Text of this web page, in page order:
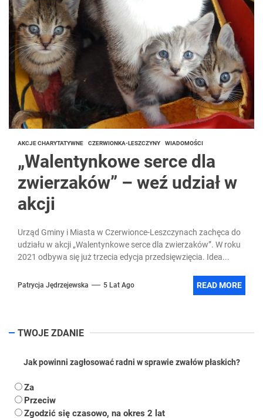
AKCJE CHARYTATYWNE CZERWIONKA-LESZCZYNY WIADOMOŚCI
„Walentynkowe serce dla
zwierzaków” – weź udział w
akcji
Urząd Gminy i Miasta w Czerwionce-Leszczynach zachęca do
udziału w akcji „Walentynkowe serce dla zwierzaków”. W roku
2021 odbywa się już trzecia edycja przedsięwzięcia. Idea...
Patrycja Jędrzejewska 5 Lat Ago READ MORE
TWOJE ZDANIE
Jak powinni zagłosować radni w sprawie zwałów płaskich?
Za
Przeciw
Zgodzić się czasowo, na okres 2 lat